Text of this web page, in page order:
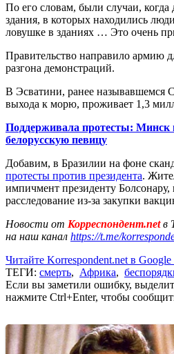
По его словам, были случаи,
здания, в которых находились
ловушке в зданиях … Это очень
Правительство направило армию
разгона демонстраций.
В Эсватини, ранее называвшемся
выхода к морю, проживает 1,3
Поддерживала протесты:
белорусскую певицу
Добавим, в Бразилии на фоне
протесты против президента.
импичмент президенту Болсонару,
расследование из-за закупки
Новости от Корреспондент.netв
на наш канал https://t.me/
Читайте Korrespondent.net в
ТЕГИ: смерть, Африка,
Если вы заметили ошибку,
нажмите Ctrl+Enter, чтобы